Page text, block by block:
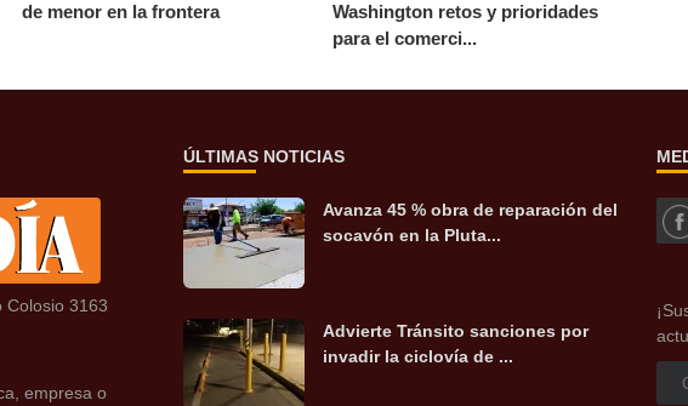
de menor en la frontera
Washington retos y prioridades
para el comerci...
Colosio 3163
empresa o
ÚLTIMAS NOTICIAS
Avanza 45 % obra de reparación del
socavón en la Pluta...
Advierte Tránsito sanciones por
invadir la ciclovía de ...